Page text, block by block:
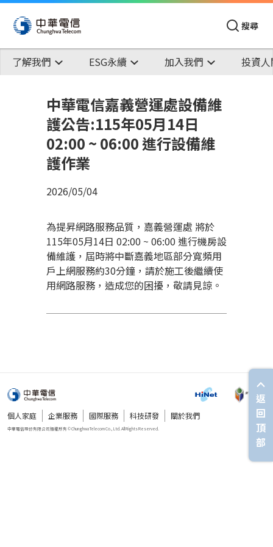
搜尋
了解我們 ESG永續 加入我們 投資
中華電信嘉義營運處設備維
護公告:115年05月14日
02:00 ~ 06:00 進行設備維
護作業
2026/05/04
為提昇網路服務品質，嘉義營運處 將於
115年05月14日 02:00 ~ 06:00 進行機房設
備維護，屆時將中斷嘉義地區部分寬頻用
戶上網服務約30分鐘，請於施工後繼續使
用網路服務，造成您的困擾，敬請見諒。
個人家庭 企業服務 國際服務 科技研發 關於我們
返
回
頂
部